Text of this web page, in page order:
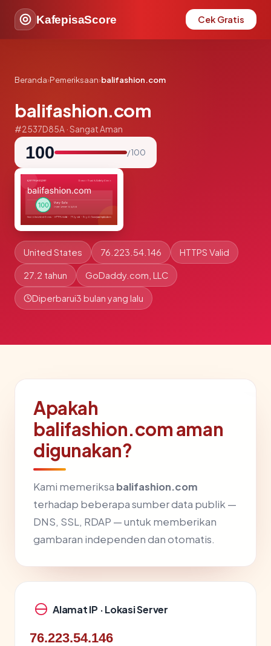
KafepisaScore Cek Gratis
Beranda›Pemeriksaan›balifashion.com
balifashion.com
#2537D85A · Sangat Aman
100 / 100
United States 76.223.54.146 HTTPS Valid
27.2 tahun GoDaddy.com, LLC
Diperbarui3 bulan yang lalu
Apakah
balifashion.com aman
digunakan?
Kami memeriksa balifashion.com
terhadap beberapa sumber data publik —
DNS, SSL, RDAP — untuk memberikan
gambaran independen dan otomatis.
Alamat IP · Lokasi Server
76.223.54.146